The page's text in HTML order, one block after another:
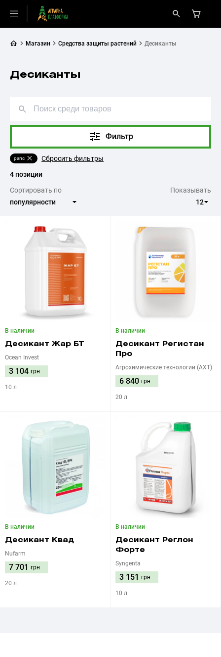
Магазин Средства защиты растений Десиканты
Десиканты
рапс Сбросить фильтры
Фильтр
4 позиции
Сортировать по
Показывать
В наличии
Десикант Жар БТ
Ocean Invest
3 104 грн
10 л
В наличии
Десикант Регистан
Про
Агрохимические технологии (АХТ)
6 840 грн
20 л
В наличии
Десикант Квад
Nufarm
7 701 грн
20 л
В наличии
Десикант Реглон
Форте
Syngenta
3 151 грн
10 л